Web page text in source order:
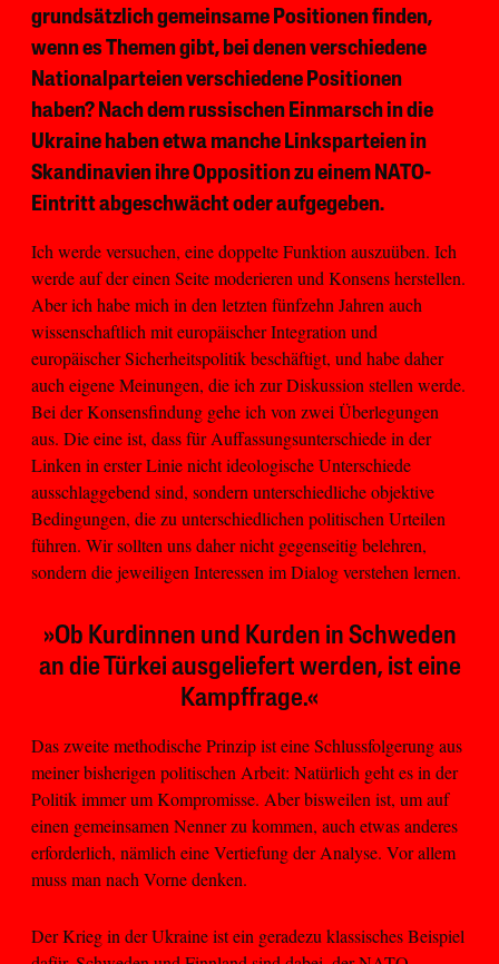
grundsätzlich gemeinsame Positionen finden,
wenn es Themen gibt, bei denen verschiedene
Nationalparteien verschiedene Positionen
haben? Nach dem russischen Einmarsch in die
Ukraine haben etwa manche Linksparteien in
Skandinavien ihre Opposition zu einem NATO-
Eintritt abgeschwächt oder aufgegeben.
Ich werde versuchen, eine doppelte Funktion auszuüben. Ich
werde auf der einen Seite moderieren und Konsens herstellen.
Aber ich habe mich in den letzten fünfzehn Jahren auch
wissenschaftlich mit europäischer Integration und
europäischer Sicherheitspolitik beschäftigt, und habe daher
auch eigene Meinungen, die ich zur Diskussion stellen werde.
Bei der Konsensfindung gehe ich von zwei Überlegungen
aus. Die eine ist, dass für Auffassungsunterschiede in der
Linken in erster Linie nicht ideologische Unterschiede
ausschlaggebend sind, sondern unterschiedliche objektive
Bedingungen, die zu unterschiedlichen politischen Urteilen
führen. Wir sollten uns daher nicht gegenseitig belehren,
sondern die jeweiligen Interessen im Dialog verstehen lernen.
»Ob Kurdinnen und Kurden in Schweden
an die Türkei ausgeliefert werden, ist eine
Kampffrage.«
Das zweite methodische Prinzip ist eine Schlussfolgerung aus
meiner bisherigen politischen Arbeit: Natürlich geht es in der
Politik immer um Kompromisse. Aber bisweilen ist, um auf
einen gemeinsamen Nenner zu kommen, auch etwas anderes
erforderlich, nämlich eine Vertiefung der Analyse. Vor allem
muss man nach Vorne denken.
Der Krieg in der Ukraine ist ein geradezu klassisches Beispiel